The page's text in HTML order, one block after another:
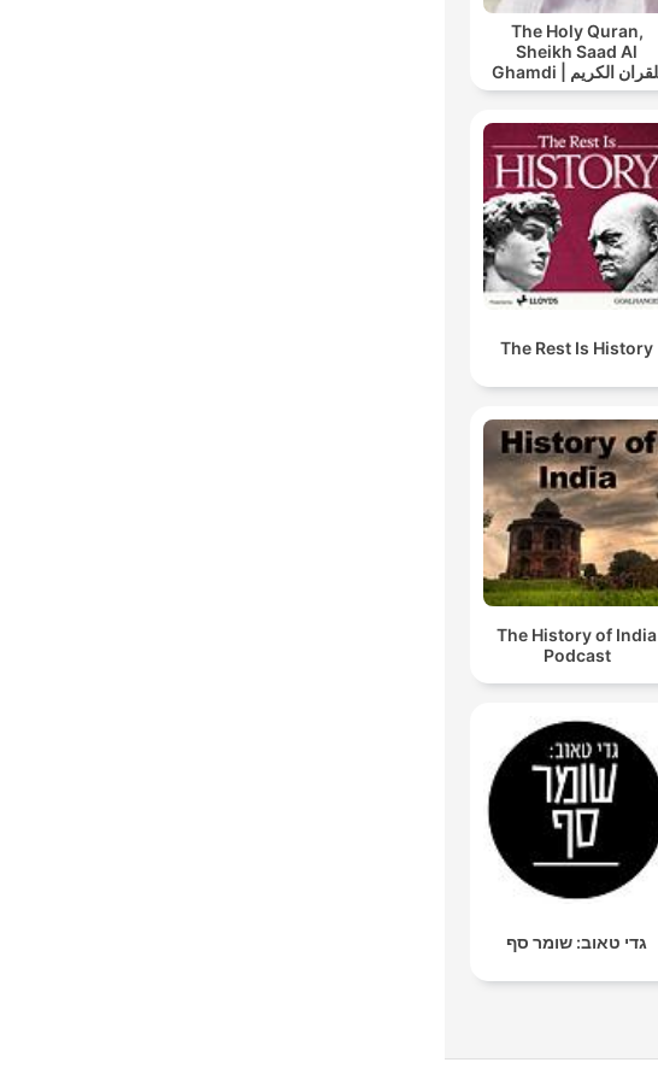
The Holy Quran,
Sheikh Saad Al
Ghamdi | القران الكريم
سعد الغامدي
The Rest Is History
The History of India
Podcast
גדי טאוב: שומר סף